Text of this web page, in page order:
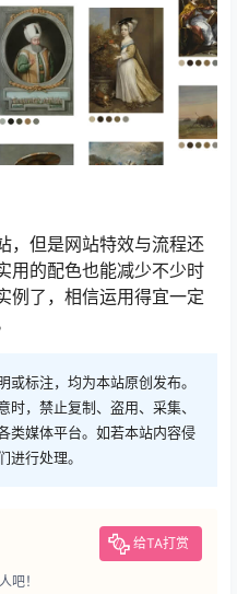
，但是网站特效与流程还
用的配色也能减少不少时
例了，相信运用得宜一定
标注，均为本站原创发布。
，禁止复制、盗用、采集、
类媒体平台。如若本站内容侵
进行处理。
给TA打赏
吧！